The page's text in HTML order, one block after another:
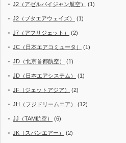
J2（アゼルバイジャン航空） (1)
J2（ブタエアウェイズ） (1)
J7（アフリジェット） (2)
JC（日本エアコミュータ） (1)
JD（北京首都航空） (1)
JD（日本エアシステム） (1)
JF（ジェットアジア） (2)
JH（フジドリームエア） (12)
JJ（TAM航空） (6)
JK（スパンエアー） (2)